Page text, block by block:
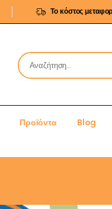
Το κόστος
Προϊόντα Blog